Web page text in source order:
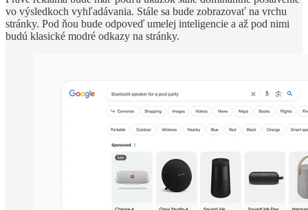
vo výsledkoch vyhľadávania. Stále sa bude zobrazovať na vrchu
stránky. Pod ňou bude odpoveď umelej inteligencie a až pod nimi
budú klasické modré odkazy na stránky.